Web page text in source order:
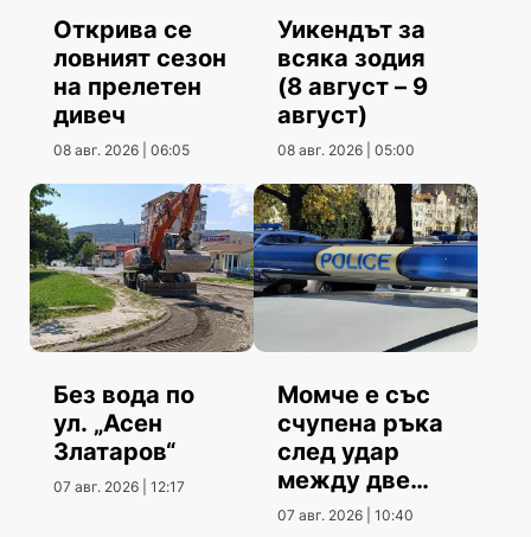
Открива се
ловният сезон
на прелетен
дивеч
08 авг. 2026 | 06:05
Уикендът за
всяка зодия
(8 август – 9
август)
08 авг. 2026 | 05:00
Без вода по
ул. „Асен
Златаров“
07 авг. 2026 | 12:17
Момче е със
счупена ръка
след удар
между две
коли
07 авг. 2026 | 10:40